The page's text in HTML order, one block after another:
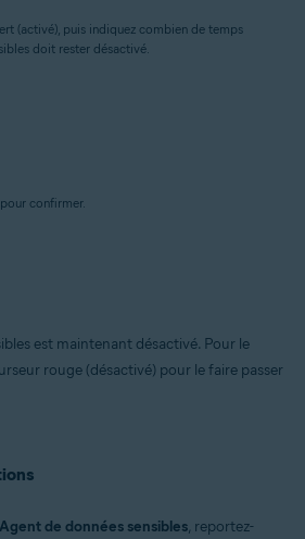
(activé), puis indiquez combien de temps
doit rester désactivé.
pour confirmer.
est maintenant désactivé. Pour le
rouge (désactivé) pour le faire passer
Agent de données sensibles, reportez-